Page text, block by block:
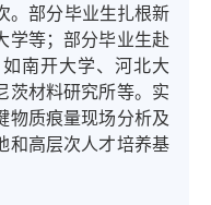
。部分毕业生扎根新
学等；部分毕业生赴
南开大学、河北大
茨材料研究所等。实
物质痕量现场分析及
和高层次人才培养基